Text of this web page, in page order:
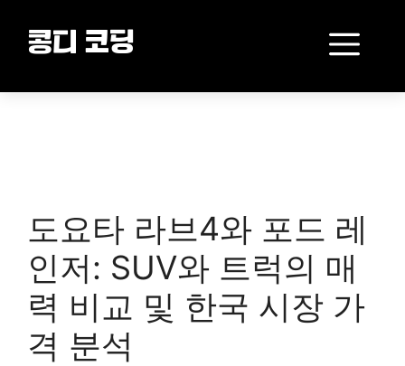
content콩디 코딩
도요타 라브4와 포드 레
인저: SUV와 트럭의 매
력 비교 및 한국 시장 가
격 분석